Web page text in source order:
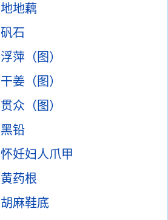
地地藕
矾石
浮萍（图）
干姜（图）
贯众（图）
黑铅
怀妊妇人爪甲
黄药根
胡麻鞋底